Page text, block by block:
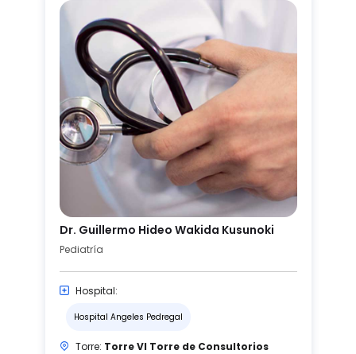
Dr. Guillermo Hideo Wakida Kusunoki
Pediatría
Hospital:
Hospital Angeles Pedregal
Torre: Torre VI Torre de Consultorios